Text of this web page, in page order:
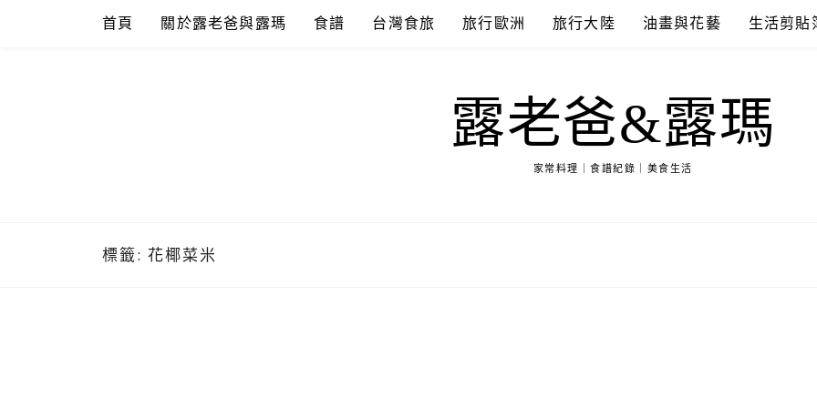
首頁 關於露老爸與露瑪 食譜 台灣食旅 旅行歐洲 旅行大陸 油畫與花藝 生活剪貼
露老爸&露瑪
家常料理｜食譜紀錄｜美食生活
標籤: 花椰菜米